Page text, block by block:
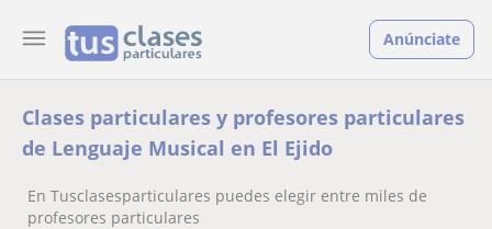
Anúnciate
Clases particulares y profesores particulares
de Lenguaje Musical en El Ejido
En Tusclasesparticulares puedes elegir entre miles de
profesores particulares